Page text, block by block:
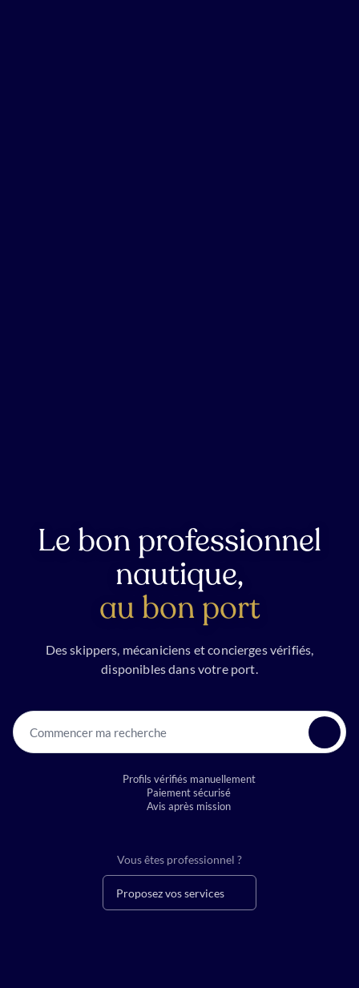
Le bon professionnel
nautique,
au bon port
Des skippers, mécaniciens et concierges vérifiés,
disponibles dans votre port.
Commencer ma recherche
Profils vérifiés manuellement
Paiement sécurisé
Avis après mission
Vous êtes professionnel ?
Proposez vos services